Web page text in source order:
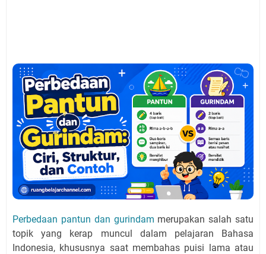
Perbedaan pantun dan gurindam merupakan salah satu
topik yang kerap muncul dalam pelajaran Bahasa
Indonesia, khususnya saat membahas puisi lama atau